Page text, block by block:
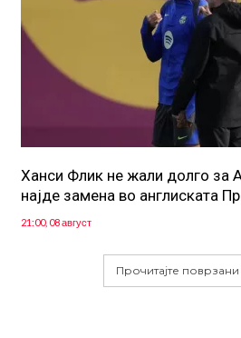
Ханси Флик не жали долго за
најде замена во англиската
21:00, 08 август
Прочитајте поврзани